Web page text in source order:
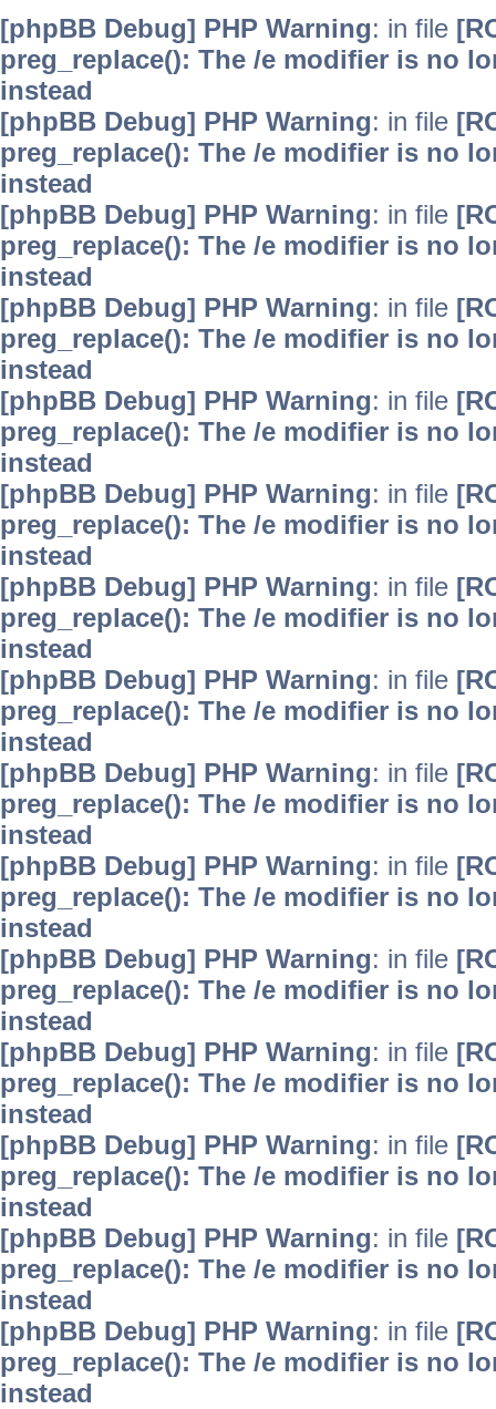
[phpBB Debug] PHP Warning: in file
preg_replace(): The /e modifier is no
instead
[phpBB Debug] PHP Warning: in file
preg_replace(): The /e modifier is no
instead
[phpBB Debug] PHP Warning: in file
preg_replace(): The /e modifier is no
instead
[phpBB Debug] PHP Warning: in file
preg_replace(): The /e modifier is no
instead
[phpBB Debug] PHP Warning: in file
preg_replace(): The /e modifier is no
instead
[phpBB Debug] PHP Warning: in file
preg_replace(): The /e modifier is no
instead
[phpBB Debug] PHP Warning: in file
preg_replace(): The /e modifier is no
instead
[phpBB Debug] PHP Warning: in file
preg_replace(): The /e modifier is no
instead
[phpBB Debug] PHP Warning: in file
preg_replace(): The /e modifier is no
instead
[phpBB Debug] PHP Warning: in file
preg_replace(): The /e modifier is no
instead
[phpBB Debug] PHP Warning: in file
preg_replace(): The /e modifier is no
instead
[phpBB Debug] PHP Warning: in file
preg_replace(): The /e modifier is no
instead
[phpBB Debug] PHP Warning: in file
preg_replace(): The /e modifier is no
instead
[phpBB Debug] PHP Warning: in file
preg_replace(): The /e modifier is no
instead
[phpBB Debug] PHP Warning: in file
preg_replace(): The /e modifier is no
instead